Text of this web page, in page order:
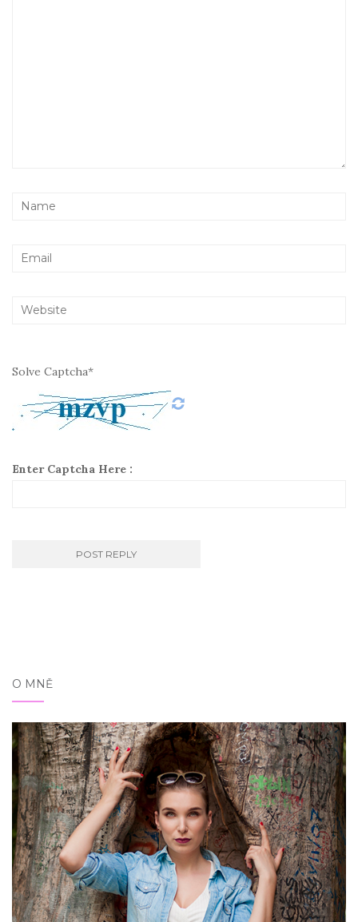
Solve Captcha*
Enter Captcha Here :
O MNĚ